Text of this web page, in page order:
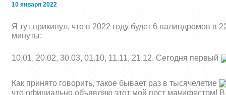
10 января 2022
Я тут прикинул, что в 2022 году будет 6 палиндромов в
минуты:
10.01, 20.02, 30.03, 01.10, 11.11, 21.12. Сегодня первый
Как принято говорить, такое бывает раз в тысячелетие
что официально объявляю этот мой пост манифестом!